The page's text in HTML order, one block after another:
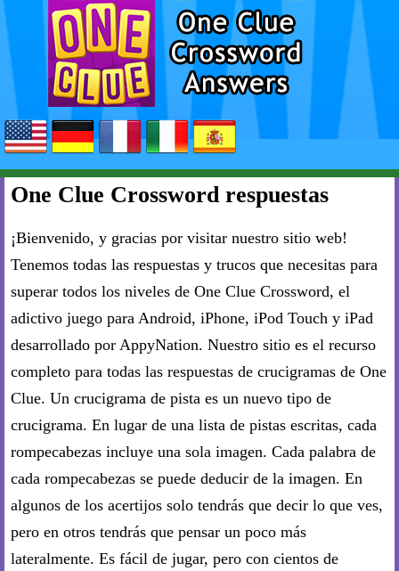
One Clue Crossword respuestas
¡Bienvenido, y gracias por visitar nuestro sitio web!
Tenemos todas las respuestas y trucos que necesitas para
superar todos los niveles de One Clue Crossword, el
adictivo juego para Android, iPhone, iPod Touch y iPad
desarrollado por AppyNation. Nuestro sitio es el recurso
completo para todas las respuestas de crucigramas de One
Clue. Un crucigrama de pista es un nuevo tipo de
crucigrama. En lugar de una lista de pistas escritas, cada
rompecabezas incluye una sola imagen. Cada palabra de
cada rompecabezas se puede deducir de la imagen. En
algunos de los acertijos solo tendrás que decir lo que ves,
pero en otros tendrás que pensar un poco más
lateralmente. Es fácil de jugar, pero con cientos de